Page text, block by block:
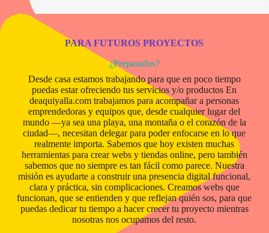
PARA FUTUROS PROYECTOS
¿Preparados?
Desde casa estamos trabajando para que en poco tiempo
puedas estar ofreciendo tus servicios y/o productos En
deaquiyalla.com trabajamos para acompañar a personas
emprendedoras y equipos que, desde cualquier lugar del
mundo —ya sea una playa, una montaña o el corazón de la
ciudad—, necesitan delegar para poder enfocarse en lo que
realmente importa. Sabemos que hoy existen muchas
herramientas para crear webs y tiendas online, pero también
sabemos que no siempre es tan fácil como parece. Nuestra
misión es ayudarte a construir una presencia digital funcional,
clara y práctica, sin complicaciones. Creamos webs que
funcionan, que se entienden y que reflejan quién sos, para que
puedas dedicar tu tiempo a hacer crecer tu proyecto mientras
nosotras nos ocupamos del resto.